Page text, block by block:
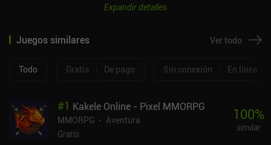
Expandir detalles
Juegos similares Ver todo
Todo Gratis De pago Sin conexión En línea
#1 Kakele Online - Pixel MMORPG
MMORPG
Aventura
Gratis
100%
similar